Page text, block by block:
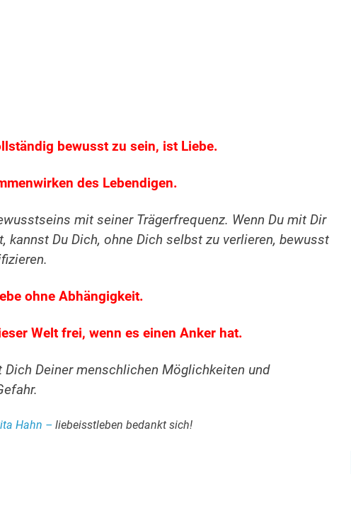
bewusst zu sein, ist Liebe.
des Lebendigen.
mit seiner Trägerfrequenz. Wenn Du mit Dir
Du Dich, ohne Dich selbst zu verlieren, bewusst
ohne Abhängigkeit.
Welt frei, wenn es einen Anker hat.
Deiner menschlichen Möglichkeiten und
Hahn – liebeisstleben bedankt sich!